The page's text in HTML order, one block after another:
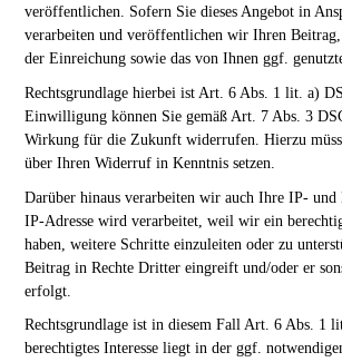
veröffentlichen. Sofern Sie dieses Angebot in
verarbeiten und veröffentlichen wir Ihren
der Einreichung sowie das von Ihnen ggf.
Rechtsgrundlage hierbei ist Art. 6 Abs. 1 lit. a)
Einwilligung können Sie gemäß Art. 7 Abs. 3
Wirkung für die Zukunft widerrufen. Hierzu
über Ihren Widerruf in Kenntnis setzen.
Darüber hinaus verarbeiten wir auch Ihre IP-
IP-Adresse wird verarbeitet, weil wir ein
haben, weitere Schritte einzuleiten oder zu
Beitrag in Rechte Dritter eingreift und/oder er
erfolgt.
Rechtsgrundlage ist in diesem Fall Art. 6 Abs. 1
berechtigtes Interesse liegt in der ggf.